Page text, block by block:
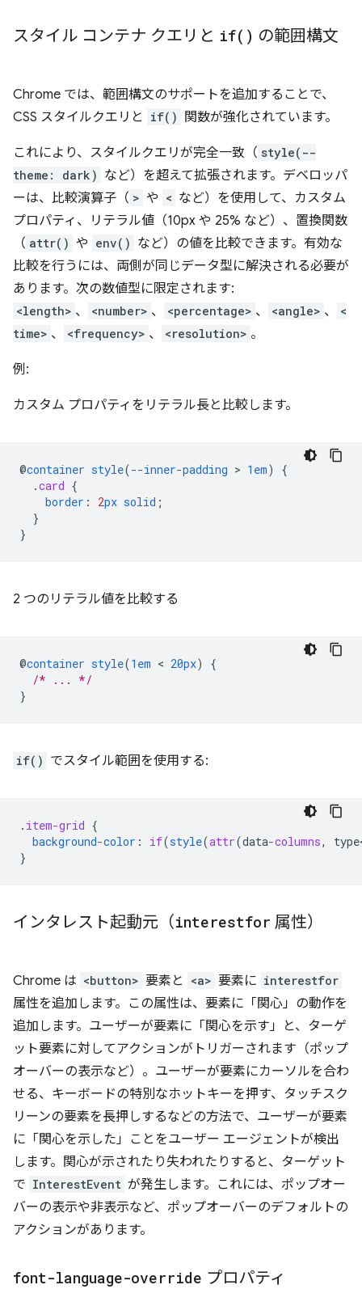
スタイル コンテナ クエリと if( ) の範囲構文
Chrome では、範囲構文のサポートを追加することで、
CSS スタイルクエリと
if() 関数が強化されています。
これにより、スタイルクエリが完全一致（ style(--
theme: dark) など）を超えて拡張されます。デベロッパ
ーは、比較演算子（ > や < など）を使用して、カスタム
プロパティ、リテラル値（10px や 25% など）、置換関数
（ attr() や env() など）の値を比較できます。有効な
比較を行うには、両側が同じデータ型に解決される必要が
あります。次の数値型に限定されます:
<length> 、 <number> 、 <percentage> 、 <angle> 、
<
time> 、 <frequency> 、 <resolution> 。
例:
カスタム プロパティをリテラル長と比較します。
@container style(--inner-padding > 1em)
{
.card {
border : 2px solid ;
}
}
2 つのリテラル値を比較する
@container style(1em < 20px)
{
/* ... */
}
if() でスタイル範囲を使用する:
. item-grid {
background-color : if(style(attr(data-columns,
}
インタレスト起動元（interestfor 属性）
Chrome は <button> 要素と <a> 要素に interestfor
属性を追加します。この属性は、要素に「関心」の動作を
追加します。ユーザーが要素に「関心を示す」と、ターゲ
ット要素に対してアクションがトリガーされます（ポップ
オーバーの表示など）。ユーザーが要素にカーソルを合わ
せる、キーボードの特別なホットキーを押す、タッチスク
リーンの要素を長押しするなどの方法で、ユーザーが要素
に「関心を示した」ことをユーザー エージェントが検出
します。関心が示されたり失われたりすると、ターゲット
で InterestEvent が発生します。これには、ポップオー
バーの表示や非表示など、ポップオーバーのデフォルトの
アクションがあります。
font-language-override プロパティ